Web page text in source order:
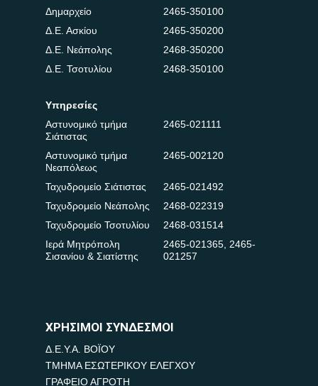
Δημαρχείο
2465-350100
Δ.Ε. Ασκίου
2465-350200
Δ.Ε. Νεάπολης
2468-350200
Δ.Ε. Τσοτυλίου
2468-350100
Υπηρεσίες
Αστυνομικό τμήμα
Σιάτιστας
2465-021111
Αστυνομικό τμήμα
Νεαπόλεως
2465-002120
Ταχυδρομείο Σιάτιστας
2465-021492
Ταχυδρομείο Νεάπολης
2468-022319
Ταχυδρομείο Τσοτυλίου
2468-031514
Ιερά Μητρόπολη
Σισανίου & Σιατίστης
2465-021365, 2465-
021257
ΧΡΗΣΙΜΟΙ ΣΥΝΔΕΣΜΟΙ
Δ.Ε.Υ.Α. ΒΟΪΟΥ
ΤΜΗΜΑ ΕΣΩΤΕΡΙΚΟΥ ΕΛΕΓΧΟΥ
ΓΡΑΦΕΙΟ ΑΓΡΟΤΗ